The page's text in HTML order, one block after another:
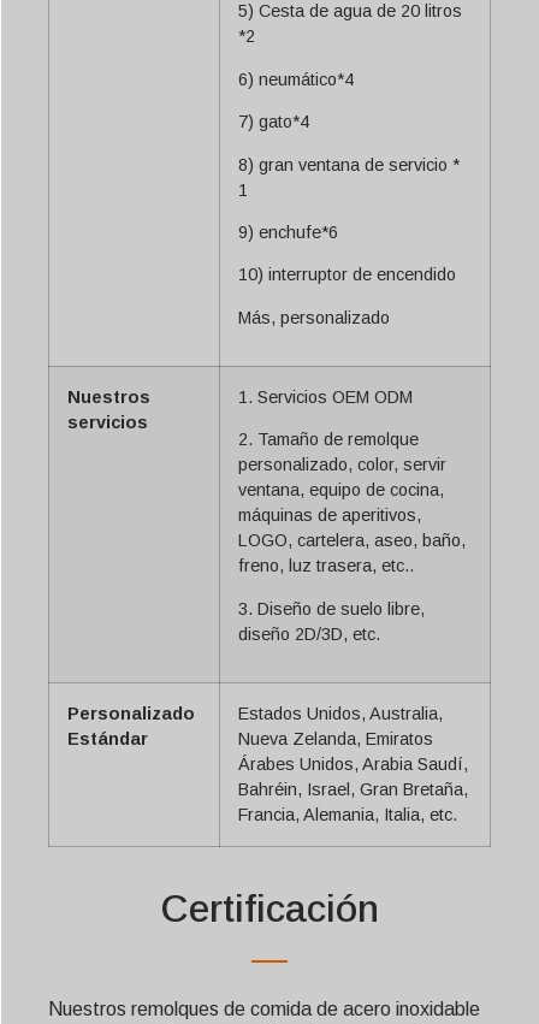
5) Cesta de agua de 20 litros
*2
6) neumático*4
7) gato*4
8) gran ventana de servicio *
1
9) enchufe*6
10) interruptor de encendido
Más, personalizado
Nuestros
servicios
1. Servicios OEM ODM
2. Tamaño de remolque
personalizado, color, servir
ventana, equipo de cocina,
máquinas de aperitivos,
LOGO, cartelera, aseo, baño,
freno, luz trasera, etc..
3. Diseño de suelo libre,
diseño 2D/3D, etc.
Personalizado
Estándar
Estados Unidos, Australia,
Nueva Zelanda, Emiratos
Árabes Unidos, Arabia Saudí,
Bahréin, Israel, Gran Bretaña,
Francia, Alemania, Italia, etc.
Certificación
Nuestros remolques de comida de acero inoxidable